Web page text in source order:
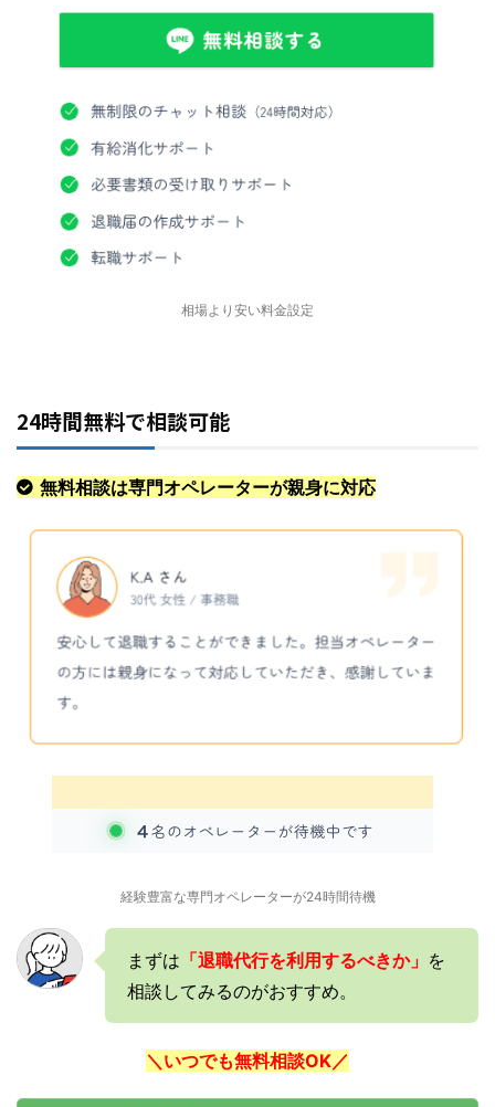
相場より安い料金設定
24時間無料で相談可能
無料相談は専門オペレーターが親身に対応
経験豊富な専門オペレーターが24時間待機
まずは 「退職代行を利用するべきか」 を
相談してみるのがおすすめ。
＼いつでも無料相談OK／